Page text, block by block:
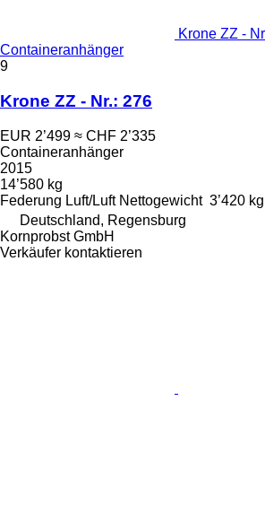
Krone ZZ -
Containeranhänger
9
Krone ZZ - Nr.: 276
EUR 2’499 ≈ CHF 2’335
Containeranhänger
2015
14’580 kg
Federung Luft/Luft Nettogewicht 3’420 kg
Deutschland, Regensburg
Kornprobst GmbH
Verkäufer kontaktieren